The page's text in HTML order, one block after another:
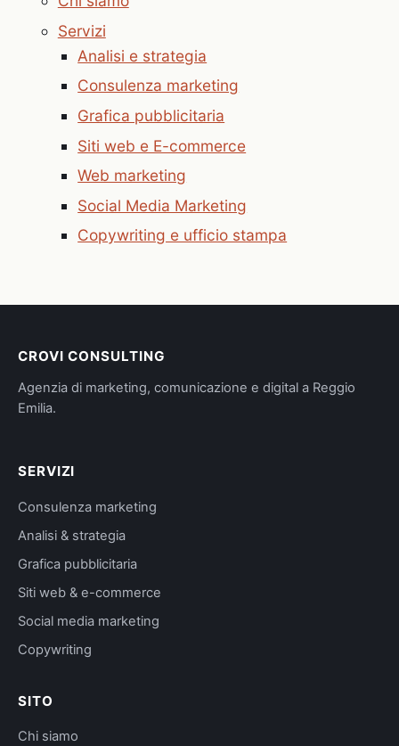
Servizi
Analisi e strategia
Consulenza marketing
Grafica pubblicitaria
Siti web e E-commerce
Web marketing
Social Media Marketing
Copywriting e ufficio stampa
CROVI CONSULTING
Agenzia di marketing, comunicazione e digital a Reggio
Emilia.
SERVIZI
Consulenza marketing
Analisi & strategia
Grafica pubblicitaria
Siti web & e-commerce
Social media marketing
Copywriting
SITO
Chi siamo